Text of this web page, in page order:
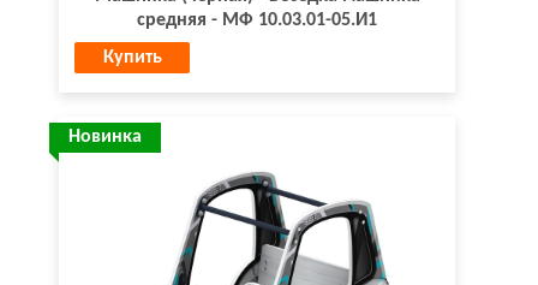
средняя - МФ 10.03.01-05.И1
Купить
Новинка